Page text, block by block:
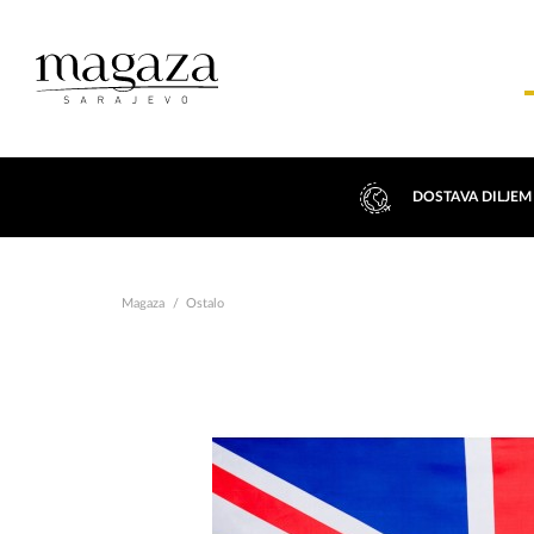
DOSTAVA
Magaza Ostalo